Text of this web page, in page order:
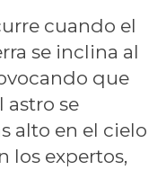
cuando el
se inclina al
que
astro se
alto en el cielo
los expertos,